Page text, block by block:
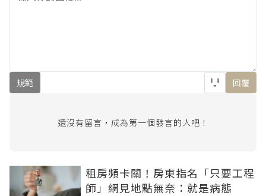
規範 回覆
還沒有留言，成為第一個發言的人吧！
租房頻卡關！房東指名「只要工程
師」網見地點無奈：就是病態